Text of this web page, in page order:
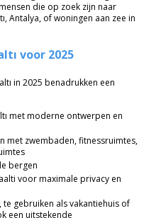
die op zoek zijn naar
Antalya, of woningen aan zee in
voor 2025
in 2025 benadrukken een
met moderne ontwerpen en
met zwembaden, fitnessruimtes,
bergen
voor maximale privacy en
gebruiken als vakantiehuis of
een uitstekende